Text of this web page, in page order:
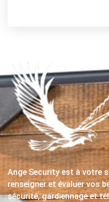
Ange Security est à votre
renseigner et évaluer vos
sécurité, gardiennage et